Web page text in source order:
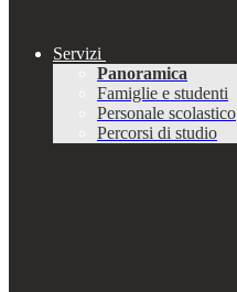
Servizi
Panoramica
Famiglie e studenti
Personale scolastico
Percorsi di studio